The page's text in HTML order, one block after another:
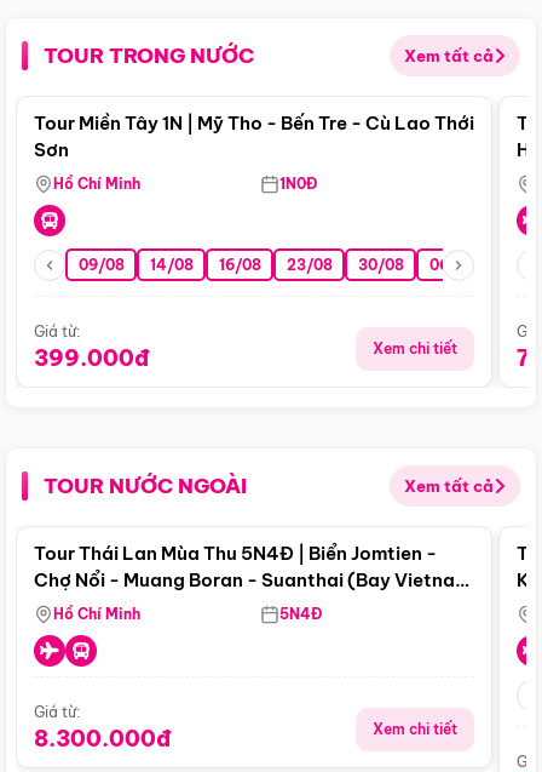
TOUR TRONG NƯỚC Xem tất cả
Điểm nổi bật
Tour Miền Tây 1N | Mỹ Tho - Bến Tre - Cù Lao Thới
Sơn
Hồ Chí Minh 1N0Đ
09/08 14/08 16/08 23/08 30/08 06/09 13/09
Giá từ:
399.000đ Xem chi tiết
TOUR NƯỚC NGOÀI Xem tất cả
Điểm nổi bật
Tour Thái Lan Mùa Thu 5N4Đ | Biển Jomtien -
Chợ Nổi - Muang Boran - Suanthai (Bay Vietnam
Airlines)
Hồ Chí Minh 5N4Đ
Giá từ:
8.300.000đ Xem chi tiết